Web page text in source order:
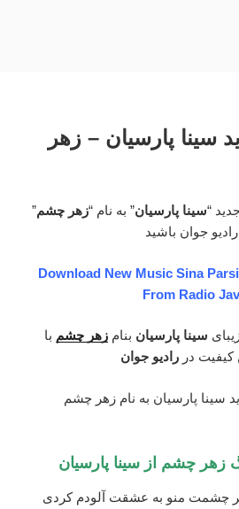
سینا پارسیان – زهر
“سینا پارسیان” به نام “زهر چشم”
رادیو جوان باشید
Download New Music Sina
From Radio
سینا پارسیان بنام زهر چشم با
کیفیت دررادیو جوان
زهر چشم ازسینا پارسیان
چشمت منو به عشقت آلودم کردی